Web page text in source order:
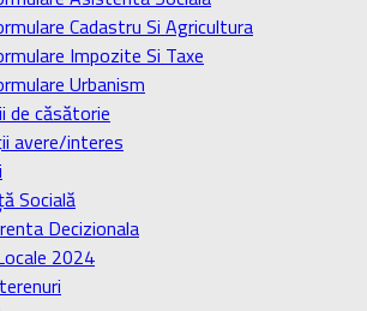
Cadastru Si Agricultura
Impozite Si Taxe
Urbanism
de căsătorie
avere/interes
Socială
Decizionala
2024